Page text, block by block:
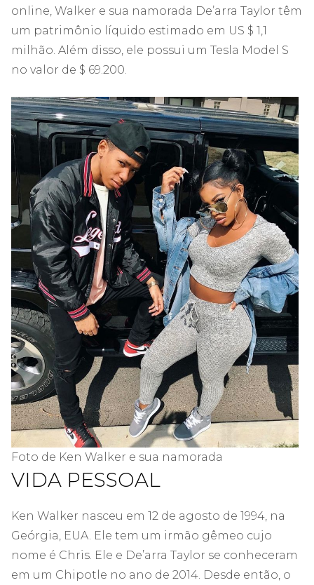
online, Walker e sua namorada De’arra Taylor têm
um patrimônio líquido estimado em US $ 1,1
milhão. Além disso, ele possui um Tesla Model S
no valor de $ 69.200.
Foto de Ken Walker e sua namorada
VIDA PESSOAL
Ken Walker nasceu em 12 de agosto de 1994, na
Geórgia, EUA. Ele tem um irmão gêmeo cujo
nome é Chris. Ele e De’arra Taylor se conheceram
em um Chipotle no ano de 2014. Desde então, o